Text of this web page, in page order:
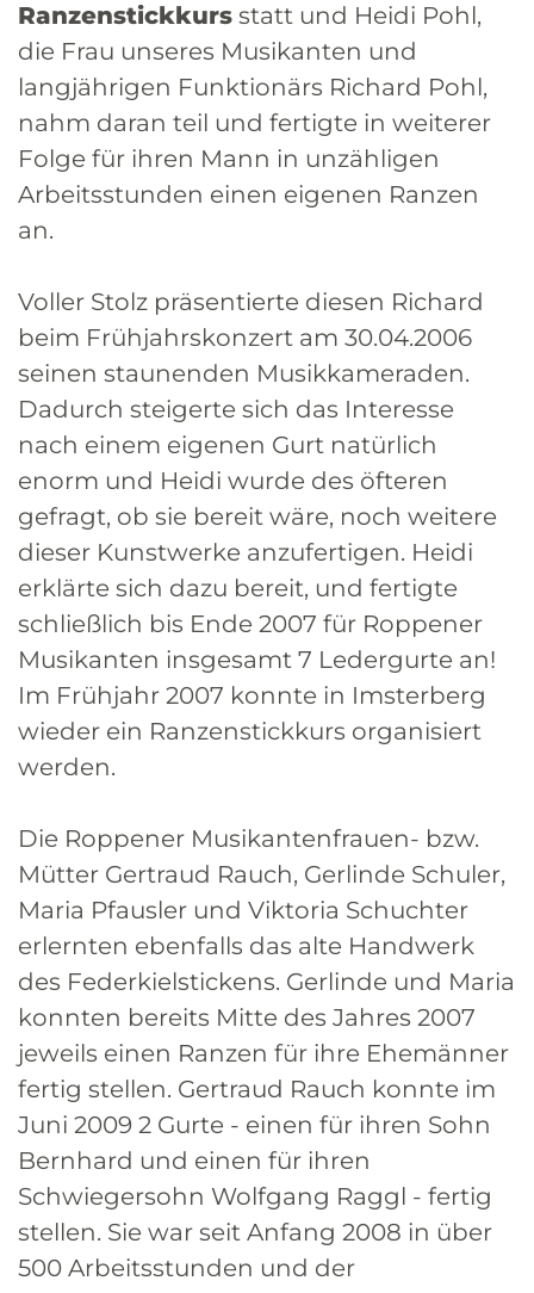
Ranzenstickkurs statt und Heidi Pohl,
die Frau unseres Musikanten und
langjährigen Funktionärs Richard Pohl,
nahm daran teil und fertigte in weiterer
Folge für ihren Mann in unzähligen
Arbeitsstunden einen eigenen Ranzen
an.
Voller Stolz präsentierte diesen Richard
beim Frühjahrskonzert am 30.04.2006
seinen staunenden Musikkameraden.
Dadurch steigerte sich das Interesse
nach einem eigenen Gurt natürlich
enorm und Heidi wurde des öfteren
gefragt, ob sie bereit wäre, noch weitere
dieser Kunstwerke anzufertigen. Heidi
erklärte sich dazu bereit, und fertigte
schließlich bis Ende 2007 für Roppener
Musikanten insgesamt 7 Ledergurte an!
Im Frühjahr 2007 konnte in Imsterberg
wieder ein Ranzenstickkurs organisiert
werden.
Die Roppener Musikantenfrauen- bzw.
Mütter Gertraud Rauch, Gerlinde Schuler,
Maria Pfausler und Viktoria Schuchter
erlernten ebenfalls das alte Handwerk
des Federkielstickens. Gerlinde und Maria
konnten bereits Mitte des Jahres 2007
jeweils einen Ranzen für ihre Ehemänner
fertig stellen. Gertraud Rauch konnte im
Juni 2009 2 Gurte - einen für ihren Sohn
Bernhard und einen für ihren
Schwiegersohn Wolfgang Raggl - fertig
stellen. Sie war seit Anfang 2008 in über
500 Arbeitsstunden und der